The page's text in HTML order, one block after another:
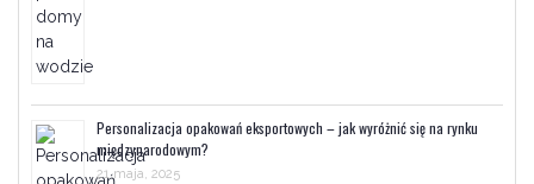
Personalizacja opakowań eksportowych – jak wyróżnić się na rynku
międzynarodowym?
21 maja, 2025